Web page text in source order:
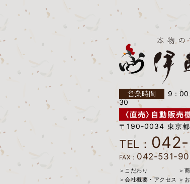
営業時間
9：00
30
〒190-0034 東京
TEL：
FAX： 042-531-
＞こだわり ＞
＞会社概要・アクセス ＞